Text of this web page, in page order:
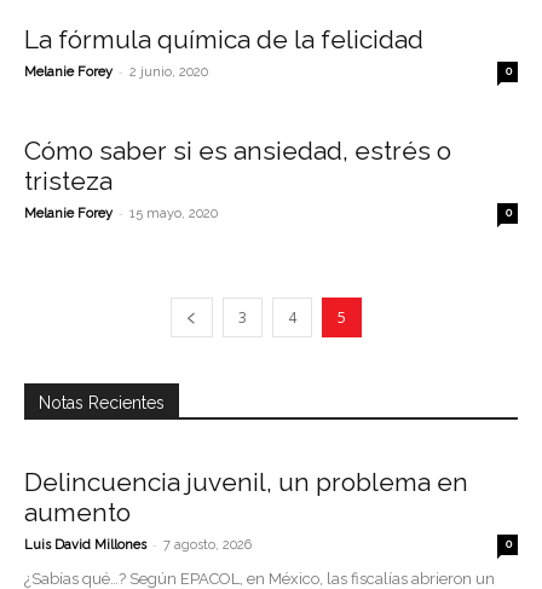
La fórmula química de la felicidad
Melanie Forey - 2 junio, 2020 0
Cómo saber si es ansiedad, estrés o
tristeza
Melanie Forey - 15 mayo, 2020 0
3 4 5
Notas Recientes
Delincuencia juvenil, un problema en
aumento
Luis David Millones - 7 agosto, 2026 0
¿Sabías qué…? Según EPACOL, en México, las fiscalías abrieron un